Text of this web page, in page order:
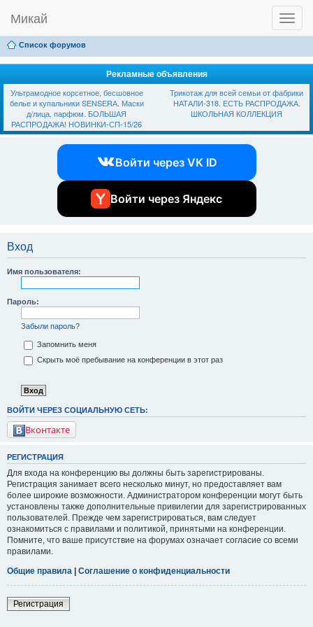
T
o
g
l
n
a
v
g
Микай
Ссылки Вход
Список форумов
Рекламные объявления
Ультрамодное корсетное, бесшовное
белье и купальники SЕNSЕRА. Маски
д/лица, парфюм. БОЛЬШАЯ
РАСПРОДАЖА! НОВИНКИ-СП-15/26
Трикотаж для всей семьи от фабрики
НАТАЛИ-318. ЕСТЬ РАСПРОДАЖА.
ШКОЛЬНАЯ КОЛЛЕКЦИЯ
Войти через VK ID
Войти через Яндекс
Вход
Имя пользователя:
Пароль:
Забыли пароль?
Запомнить меня
Скрыть моё пребывание на конференции в этот раз
ВОЙТИ ЧЕРЕЗ СОЦИАЛЬНУЮ СЕТЬ:
Вконтакте
РЕГИСТРАЦИЯ
Для входа на конференцию вы должны быть зарегистрированы.
Регистрация занимает всего несколько минут, но предоставляет вам
более широкие возможности. Администратором конференции могут быть
установлены также дополнительные привилегии для зарегистрированных
пользователей. Прежде чем зарегистрироваться, вам следует
ознакомиться с правилами и политикой, принятыми на конференции.
Помните, что ваше присутствие на форумах означает согласие со всеми
правилами.
Общие правила
Соглашение о конфиденциальности
Регистрация